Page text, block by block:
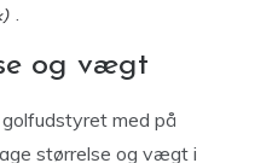
.
og vægt
med på
størrelse og vægt i